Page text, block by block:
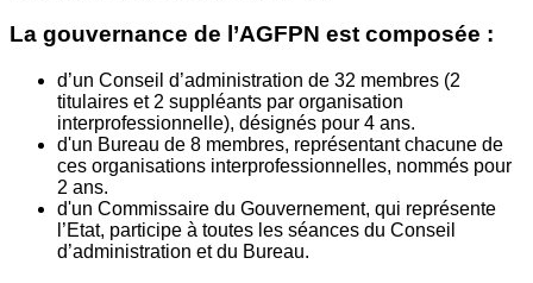
La gouvernance de l’AGFPN est composée :
d’un Conseil d’administration de 32 membres (2
titulaires et 2 suppléants par organisation
interprofessionnelle), désignés pour 4 ans.
d'un Bureau de 8 membres, représentant chacune de
ces organisations interprofessionnelles, nommés pour
2 ans.
d'un Commissaire du Gouvernement, qui représente
l’Etat, participe à toutes les séances du Conseil
d’administration et du Bureau.